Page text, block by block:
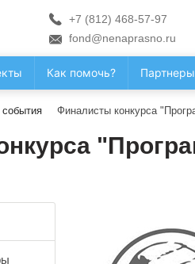
+7 (812) 468-57-97
fond@nenaprasno.ru
Как помочь? Партнеры
события Финалисты конкурса